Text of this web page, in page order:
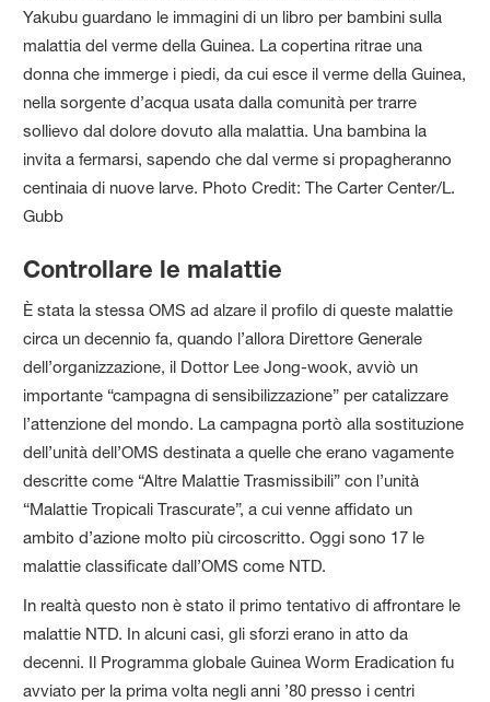
Yakubu guardano le immagini di un libro per bambini sulla
malattia del verme della Guinea. La copertina ritrae una
donna che immerge i piedi, da cui esce il verme della Guinea,
nella sorgente d’acqua usata dalla comunità per trarre
sollievo dal dolore dovuto alla malattia. Una bambina la
invita a fermarsi, sapendo che dal verme si propagheranno
centinaia di nuove larve. Photo Credit: The Carter Center/L.
Gubb
Controllare le malattie
È stata la stessa OMS ad alzare il profilo di queste malattie
circa un decennio fa, quando l’allora Direttore Generale
dell’organizzazione, il Dottor Lee Jong-wook, avviò un
importante “campagna di sensibilizzazione” per catalizzare
l’attenzione del mondo. La campagna portò alla sostituzione
dell’unità dell’OMS destinata a quelle che erano vagamente
descritte come “Altre Malattie Trasmissibili” con l’unità
“Malattie Tropicali Trascurate”, a cui venne affidato un
ambito d’azione molto più circoscritto. Oggi sono 17 le
malattie classificate dall’OMS come NTD.
In realtà questo non è stato il primo tentativo di affrontare le
malattie NTD. In alcuni casi, gli sforzi erano in atto da
decenni. Il Programma globale Guinea Worm Eradication fu
avviato per la prima volta negli anni ’80 presso i centri